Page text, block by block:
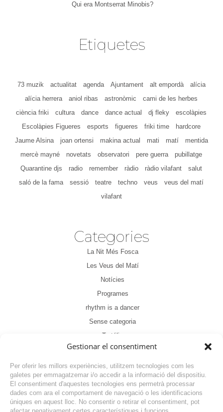
Gestionar el consentiment
Per oferir les millors experiències, utilitzem tecnologies com les
galetes per emmagatzemar i/o accedir a la informació del dispositiu.
El consentiment d'aquestes tecnologies ens permetrà processar
dades com ara el comportament de navegació o les identificacions
úniques en aquest lloc. No consentir o retirar el consentiment, pot
Qui era Montserrat Minobis?
Etiquetes
73 muzik actualitat agenda Ajuntament alt empordà
alícia
alícia herrera
aniol ribas astronòmic
cami de les herbes
ciència friki
cultura dance dance actual dj fleky
escolàpies
Escolàpies Figueres
esports figueres friki time
hardcore
Jaume Alsina
joan ortensi makina actual mati matí
mentida
mercè mayné
novetats observatori pere guerra
pubillatge
Quarantine djs
radio remember ràdio ràdio vilafant
salut
saló de la fama
sessió teatre techno veus
veus del matí
vilafant
Categories
La Nit Més Fosca
Les Veus del Matí
Notícies
Programes
rhythm is a dancer
Sense categoria
Tertúlia
NOTÍCIA ANTERIOR